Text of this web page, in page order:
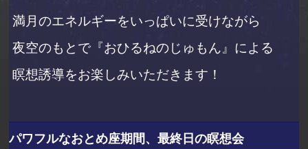
満月のエネルギーをいっぱいに受けながら
夜空のもとで『おひるねのじゅもん』による
瞑想誘導をお楽しみいただきます！
パワフルなおとめ座期間、最終日の瞑想会